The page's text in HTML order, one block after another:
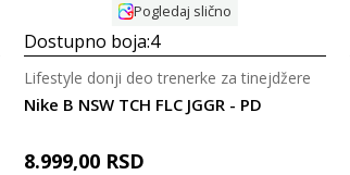
Pogledaj slično
Dostupno boja:4
Nike B NSW TCH FLC JGGR - PD
Lifestyle donji deo trenerke za tinejdžere
8.999,00 RSD